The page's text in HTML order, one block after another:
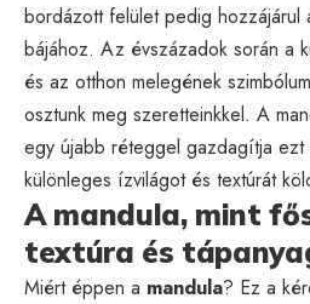
bordázott felület pedig hozzájárul
bájához. Az évszázadok során a
és az otthon melegének
osztunk meg szeretteinkkel. A
egy újabb réteggel gazdagítja ezt
különleges ízvilágot és textúrát
A mandula, mint
textúra és
Miért éppen a mandula? Ez a